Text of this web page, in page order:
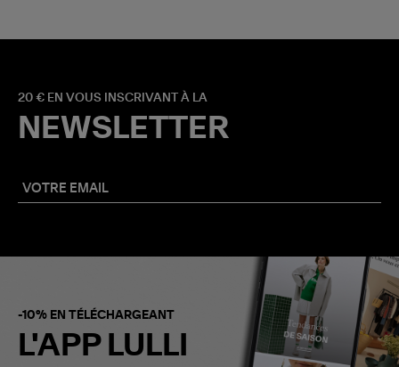
20 € EN VOUS INSCRIVANT À LA
NEWSLETTER
-10% EN TÉLÉCHARGEANT
L'APP LULLI